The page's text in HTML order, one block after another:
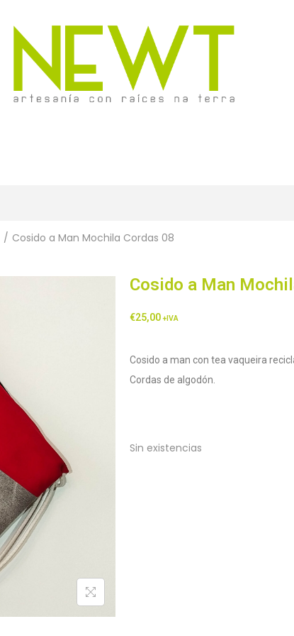
/ Cosido a Man Mochila Cordas 08
Cosido a Man
€25,00 +IVA
Cosido a man con tea vaqueira
Cordas de algodón.
Sin existencias